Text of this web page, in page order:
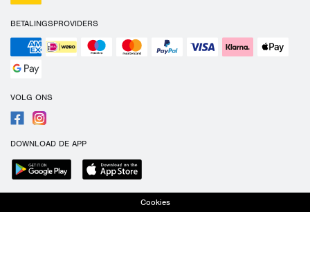
BETALINGSPROVIDERS
VOLG ONS
DOWNLOAD DE APP
Cookies